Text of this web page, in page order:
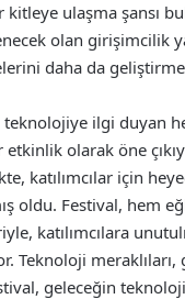
ulaşma şansı
olan girişimcilik
daha da
teknolojiye ilgi duyan
etkinlik olarak öne
katılımcılar için
oldu. Festival, hem
katılımcılara
Teknoloji
geleceğin